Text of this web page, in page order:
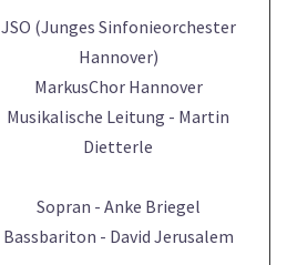
JSO (Junges Sinfonieorchester
Hannover)
MarkusChor Hannover
Musikalische Leitung - Martin
Dietterle
Sopran - Anke Briegel
Bassbariton - David Jerusalem